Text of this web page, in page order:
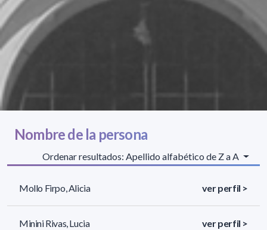
Nombre de la persona
Ordenar resultados: Apellido alfabético de Z a A
Mollo Firpo, Alicia ver perfil >
Minini Rivas, Lucia ver perfil >